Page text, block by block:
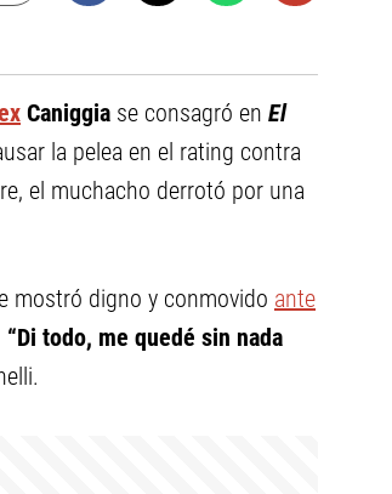
Caniggia se consagró en El
la pelea en el rating contra
el muchacho derrotó por una
mostró digno y conmovido ante
“Di todo, me quedé sin nada